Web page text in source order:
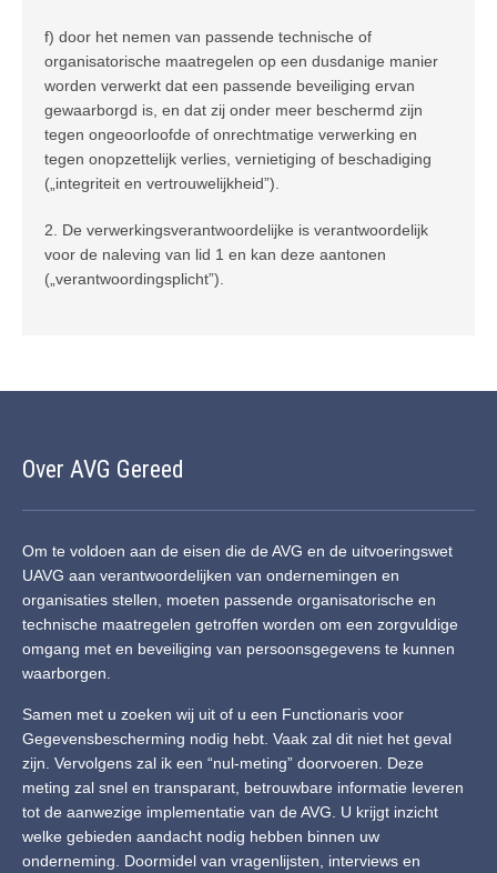
f) door het nemen van passende technische of
organisatorische maatregelen op een dusdanige manier
worden verwerkt dat een passende beveiliging ervan
gewaarborgd is, en dat zij onder meer beschermd zijn
tegen ongeoorloofde of onrechtmatige verwerking en
tegen onopzettelijk verlies, vernietiging of beschadiging
(„integriteit en vertrouwelijkheid”).
2. De verwerkingsverantwoordelijke is verantwoordelijk
voor de naleving van lid 1 en kan deze aantonen
(„verantwoordingsplicht”).
Over AVG Gereed
Om te voldoen aan de eisen die de AVG en de uitvoeringswet
UAVG aan verantwoordelijken van ondernemingen en
organisaties stellen, moeten passende organisatorische en
technische maatregelen getroffen worden om een zorgvuldige
omgang met en beveiliging van persoonsgegevens te kunnen
waarborgen.
Samen met u zoeken wij uit of u een Functionaris voor
Gegevensbescherming nodig hebt. Vaak zal dit niet het geval
zijn. Vervolgens zal ik een “nul-meting” doorvoeren. Deze
meting zal snel en transparant, betrouwbare informatie leveren
tot de aanwezige implementatie van de AVG. U krijgt inzicht
welke gebieden aandacht nodig hebben binnen uw
onderneming. Doormidel van vragenlijsten, interviews en